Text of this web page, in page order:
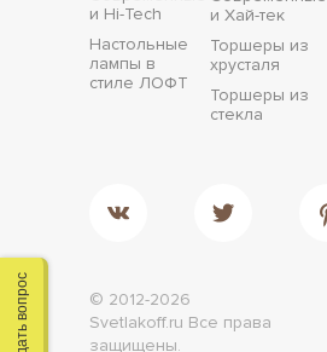
и Hi-Tech
Настольные
лампы в
стиле ЛОФТ
и Хай-тек
Торшеры из
хрусталя
Торшеры из
стекла
© 2012-2026
Svetlakoff.ru Все права
защищены.
Задать вопрос